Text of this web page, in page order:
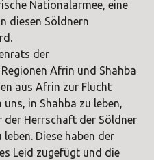
Nationalarmee, eine
diesen Söldnern
der
Afrin und Shahba
aus Afrin zur Flucht
in Shahba zu leben,
der Herrschaft der Söldner
Diese haben der
Leid zugefügt und die